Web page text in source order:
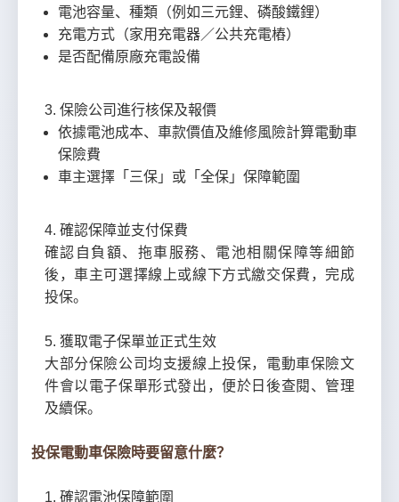
電池容量、種類（例如三元鋰、磷酸鐵鋰）
充電方式（家用充電器／公共充電樁）
是否配備原廠充電設備
3. 保險公司進行核保及報價
依據電池成本、車款價值及維修風險計算電動車
保險費
車主選擇「三保」或「全保」保障範圍
4. 確認保障並支付保費
確認自負額、拖車服務、電池相關保障等細節
後，車主可選擇線上或線下方式繳交保費，完成
投保。
5. 獲取電子保單並正式生效
大部分保險公司均支援線上投保，電動車保險文
件會以電子保單形式發出，便於日後查閱、管理
及續保。
投保電動車保險時要留意什麼？
1. 確認電池保障範圍